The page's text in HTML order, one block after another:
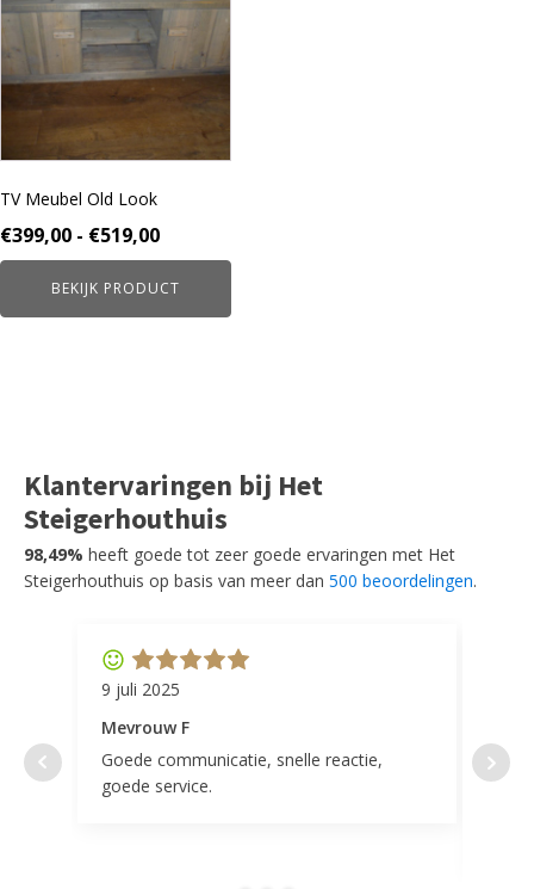
TV Meubel Old Look
€399,00 - €519,00Prijsklasse:
€399,00
tot
€519,00
BEKIJK PRODUCT
meerdere
variaties.
Deze
gekozen
op
de
productpagina
Klantervaringen bij Het
Steigerhouthuis
98,49% heeft goede tot zeer goede ervaringen met Het
Steigerhouthuis op basis van meer dan 500 beoordelingen.
9 juli 2025
Mevrouw F
Goede communicatie, snelle reactie,
goede service.
door